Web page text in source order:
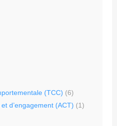
(TCC) (6)
d’engagement (ACT) (1)